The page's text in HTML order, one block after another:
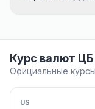
Курс валют
Официальные
US